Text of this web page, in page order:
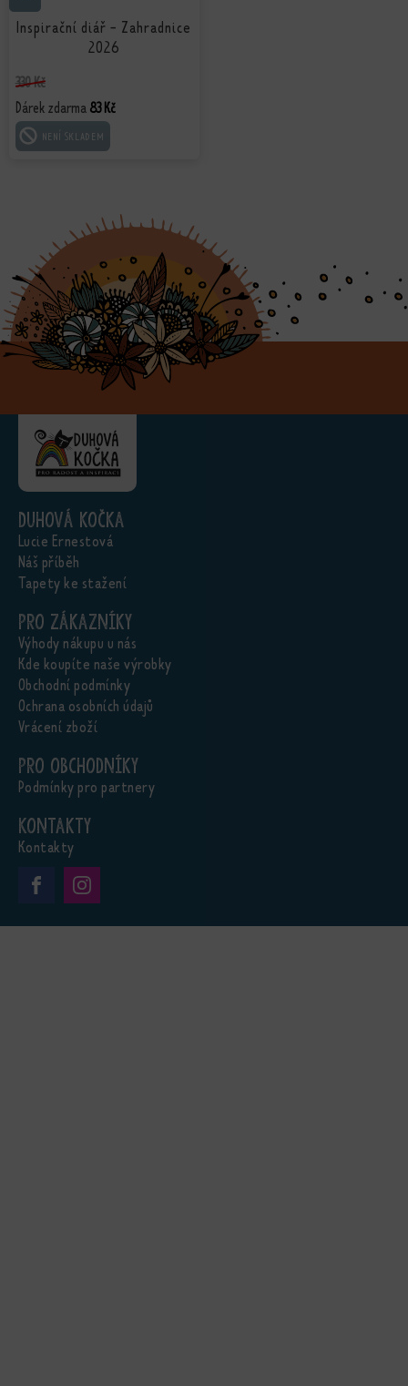
Inspirační diář - Zahradnice
2026
330Kč
Dárek zdarma 83Kč
ČTĚTE VÍCE
Duhová kočka
Lucie Ernestová
Náš příběh
Tapety ke stažení
Pro zákazníky
Výhody nákupu u nás
Kde koupíte naše výrobky
Obchodní podmínky
Ochrana osobních údajů
Vrácení zboží
Pro obchodníky
Podmínky pro partnery
Kontakty
Kontakty